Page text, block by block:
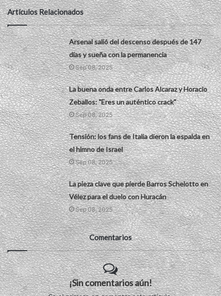
Artículos Relacionados
Arsenal salió del descenso después de 147
días y sueña con la permanencia
Sep 08, 2025
La buena onda entre Carlos Alcaraz y Horacio
Zeballos: "Eres un auténtico crack"
Sep 08, 2025
Tensión: los fans de Italia dieron la espalda en
el himno de Israel
Sep 08, 2025
La pieza clave que pierde Barros Schelotto en
Vélez para el duelo con Huracán
Sep 08, 2025
Comentarios
¡Sin comentarios aún!